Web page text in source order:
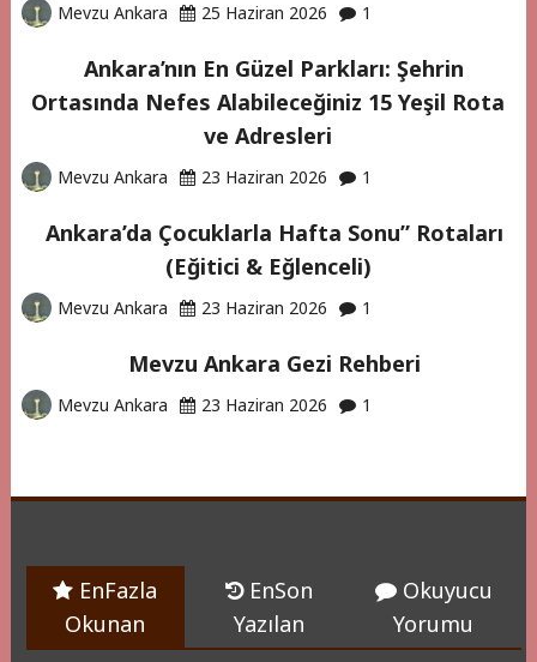
Mevzu Ankara 25 Haziran 2026 1
Ankara’nın En Güzel Parkları: Şehrin
Ortasında Nefes Alabileceğiniz 15 Yeşil Rota
ve Adresleri
Mevzu Ankara 23 Haziran 2026 1
Ankara’da Çocuklarla Hafta Sonu” Rotaları
(Eğitici & Eğlenceli)
Mevzu Ankara 23 Haziran 2026 1
Mevzu Ankara Gezi Rehberi
Mevzu Ankara 23 Haziran 2026 1
EnFazla
Okunan
EnSon
Yazılan
Okuyucu
Yorumu